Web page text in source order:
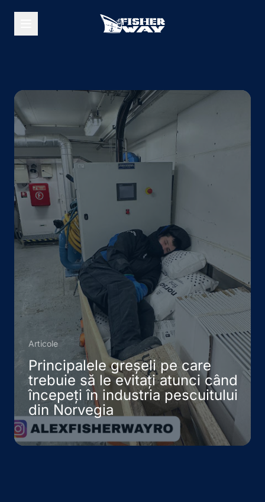
Articole
Principalele greșeli pe care
trebuie să le evitați atunci când
începeți în industria pescuitului
din Norvegia